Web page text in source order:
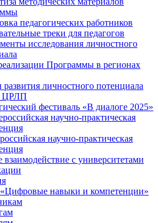
педагогических работников
треки для педагогов
исследования личностного
Программы в регионах
личностного потенциала
ЦРЛП
фестиваль «В диалоге 2025»
научно-практическая
научно-практическая
взаимодействие с университетами
навыки и компетенции»